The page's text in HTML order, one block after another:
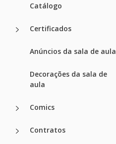
Catálogo
Certificados
Anúncios da sala de aula
Decorações da sala de
aula
Comics
Contratos